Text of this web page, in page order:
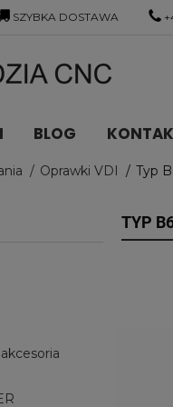
SZYBKA DOSTAWA
BLOG
Oprawki VDI Typ
TYP